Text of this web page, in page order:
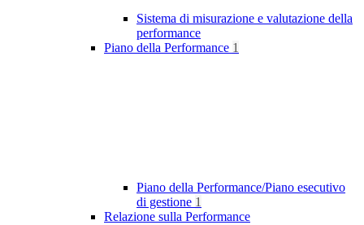
Sistema di misurazione e valutazione della
performance
Piano della Performance 1
Piano della Performance/Piano esecutivo
di gestione 1
Relazione sulla Performance